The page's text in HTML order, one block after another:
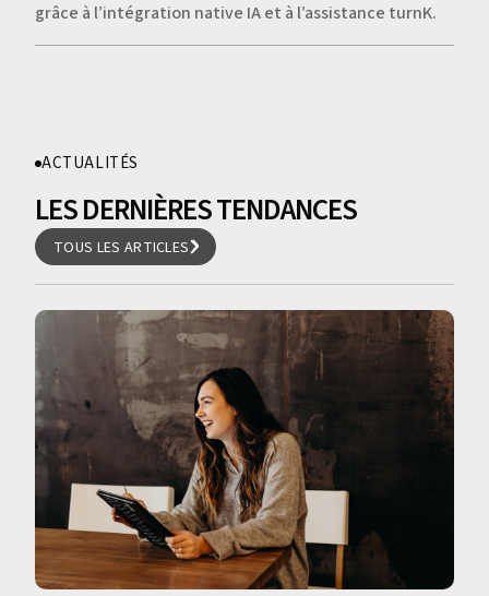
grâce à l’intégration native IA et à l’assistance turnK.
ACTUALITÉS
LES DERNIÈRES TENDANCES
TOUS LES ARTICLES
TOUS LES ARTICLES